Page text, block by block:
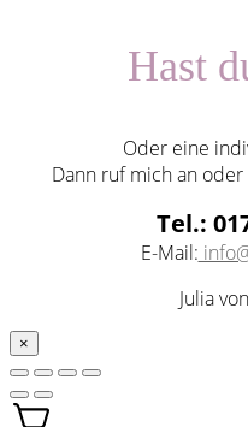
Hast
Oder eine
Dann ruf mich an
Tel.:
E-Mail:
Julia
×